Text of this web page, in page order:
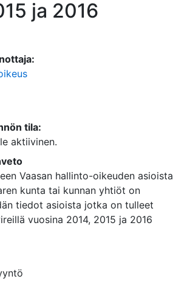
ja 2016
tila:
aktiivinen.
Vaasan hallinto-oikeuden asioista
kunta tai kunnan yhtiöt on
tiedot asioista jotka on tulleet
vuosina 2014, 2015 ja 2016